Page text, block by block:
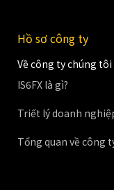
Hồ sơ công ty
Về công ty chúng tôi
IS6FX là gì?
Triết lý doanh
Tổng quan về công